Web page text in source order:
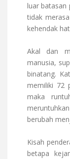
luar batasan
tidak
kehendak
Akal dan
manusia,
binatang.
memiliki 72
maka
berubah
Kisah
betapa